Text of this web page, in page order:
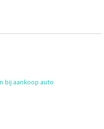
bij aankoop auto